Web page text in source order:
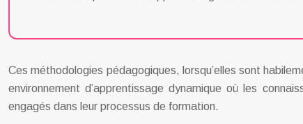
Ces méthodologies pédagogiques, lorsqu’elles sont
environnement d’apprentissage dynamique où les
engagés dans leur processus de formation.